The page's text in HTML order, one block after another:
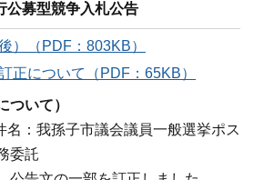
公募型競争入札公告
）（PDF：803KB）
正について（PDF：65KB）
ついて）
：我孫子市議会議員一般選挙ポス
委託